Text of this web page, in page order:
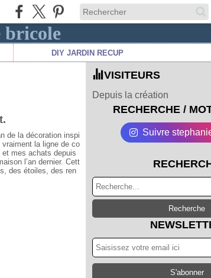
DIY JARDIN RECUP
de la décoration inspi
vraiment la ligne de co
mes achats depuis
l’an dernier. Cett
des étoiles, des ren
VISITEURS
Depuis la création
RECHERCHE /
Suivre